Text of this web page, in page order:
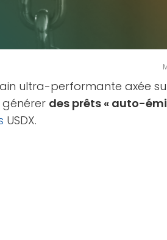
ultra-performante axée
générer des prêts « auto-
USDX.